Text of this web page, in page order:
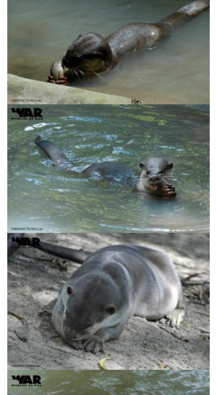
Rái Cá Lông Mượt | Lutrogale perspicillata
– Nguy cấp
Rái Cá Lông Mượt | Lutrogale perspicillata
– Nguy cấp
Rái Cá Lông Mượt | Lutrogale perspicillata
– Nguy cấp